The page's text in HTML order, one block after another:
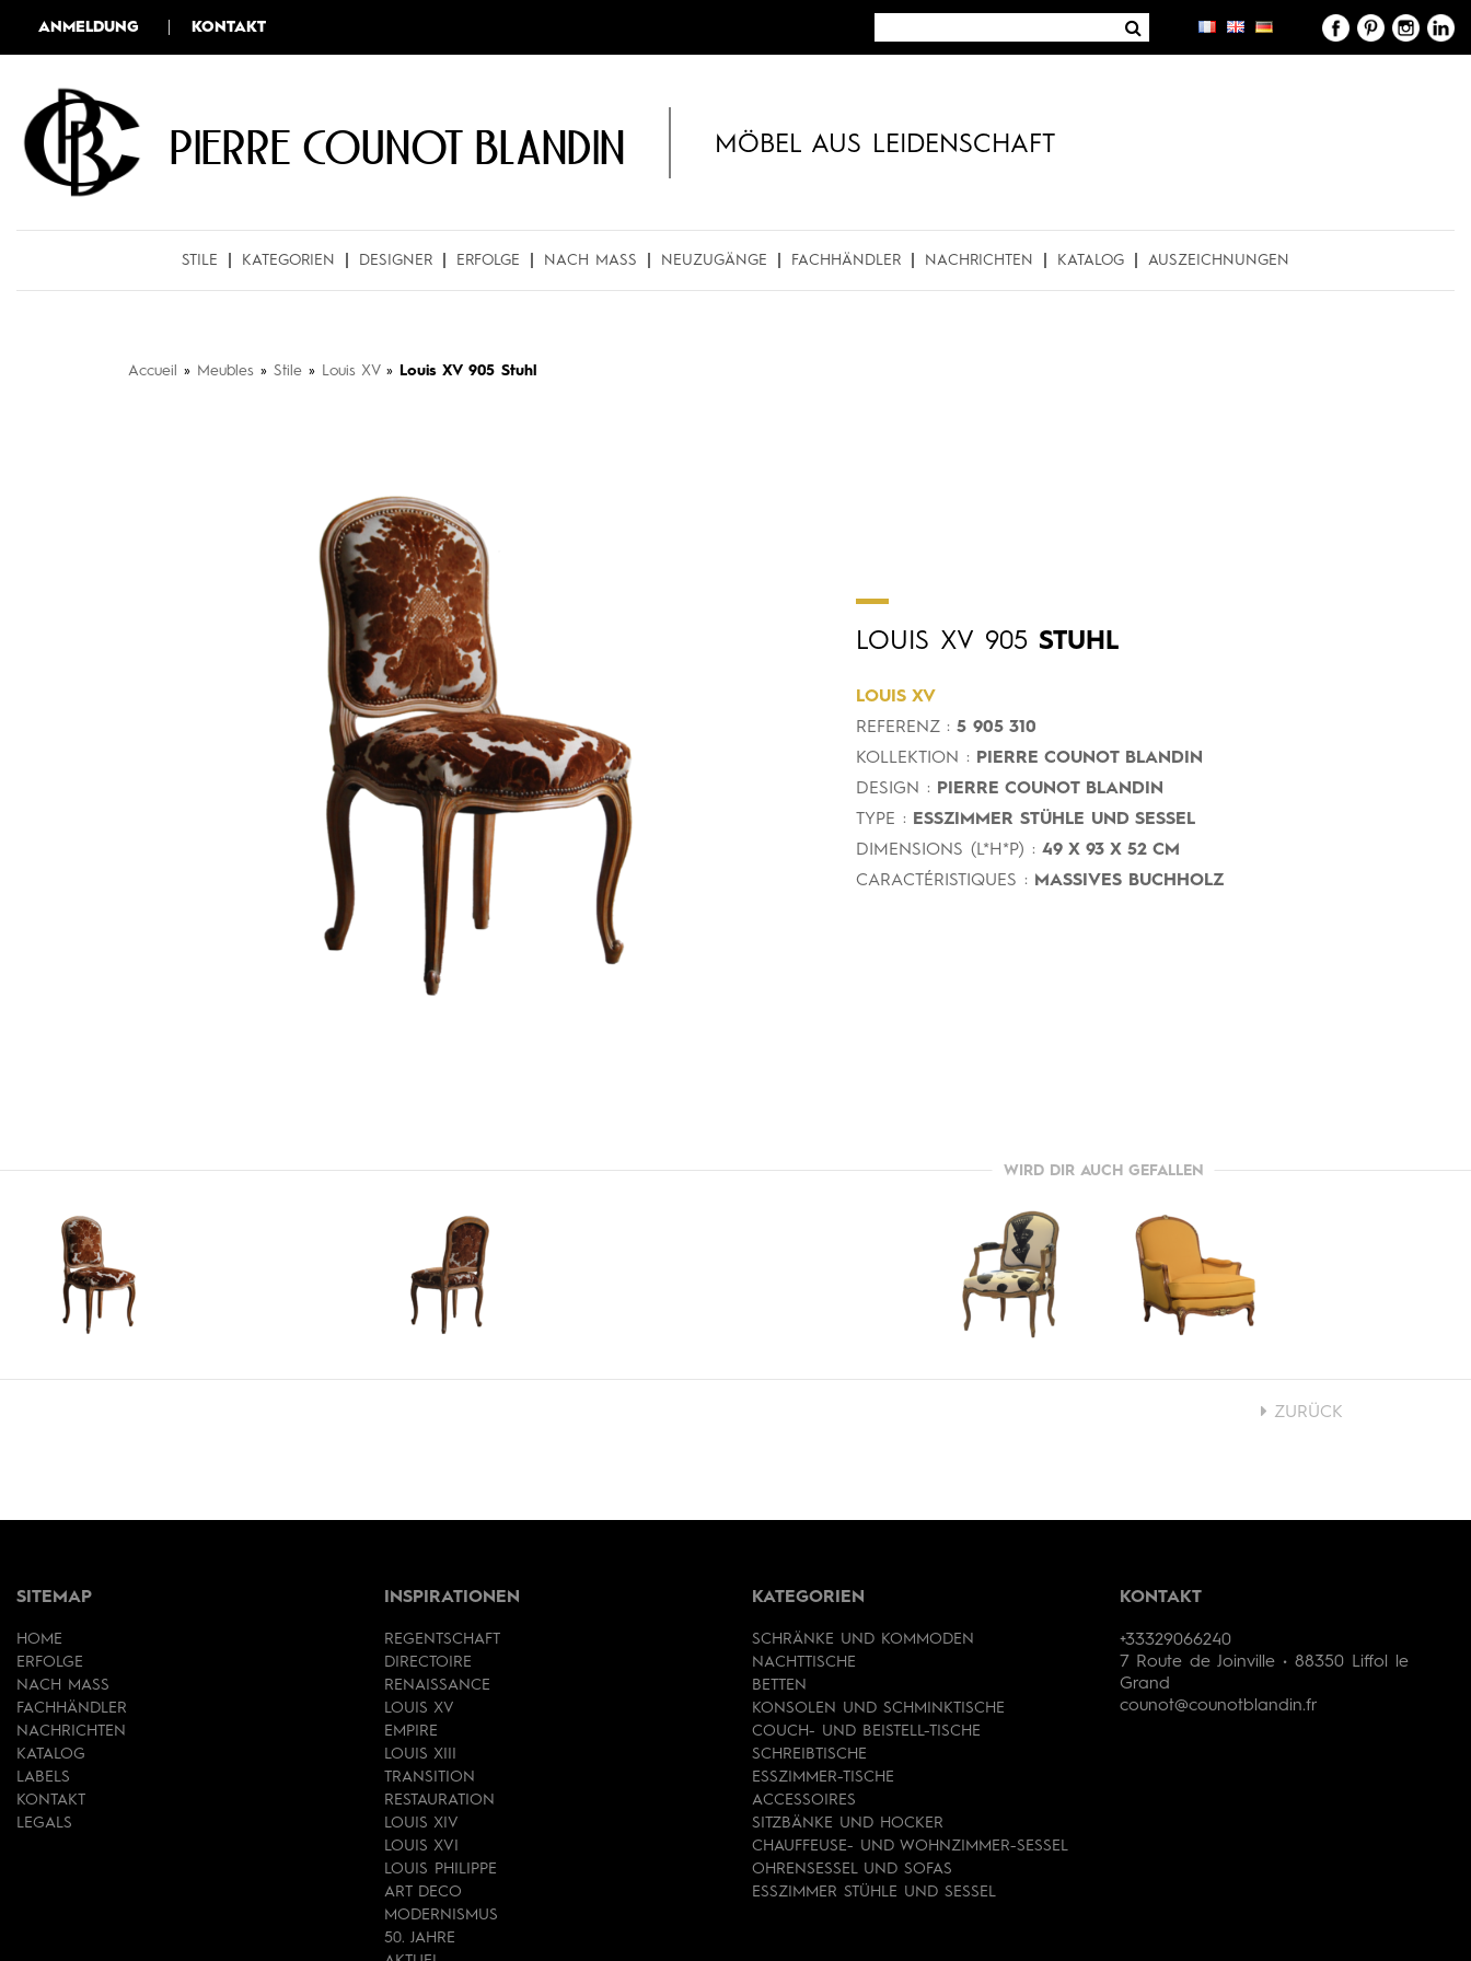
ANMELDUNG KONTAKT
Pierre COUNOT BLANDIN MÖBEL AUS LEIDENSCHAFT
STILE KATEGORIEN DESIGNER ERFOLGE NACH MASS NEUZUGÄNGE FACHHÄNDLER NACHRICHTEN KATALOG AUSZEICHNUNGEN
Accueil » Meubles » Stile » Louis XV» Louis XV 905 Stuhl
LOUIS XV 905 STUHL
LOUIS XV
REFERENZ : 5 905 310
KOLLEKTION : PIERRE COUNOT BLANDIN
DESIGN : PIERRE COUNOT BLANDIN
TYPE : ESSZIMMER STÜHLE UND SESSEL
DIMENSIONS (L*H*P) : 49 X 93 X 52 CM
CARACTÉRISTIQUES : MASSIVES BUCHHOLZ
WIRD DIR AUCH GEFALLEN
ZURÜCK
SITEMAP
HOME
ERFOLGE
NACH MASS
FACHHÄNDLER
NACHRICHTEN
KATALOG
LABELS
KONTAKT
LEGALS
INSPIRATIONEN
REGENTSCHAFT
DIRECTOIRE
RENAISSANCE
LOUIS XV
EMPIRE
LOUIS XIII
TRANSITION
RESTAURATION
LOUIS XIV
LOUIS XVI
LOUIS PHILIPPE
ART DECO
MODERNISMUS
50. JAHRE
KATEGORIEN
SCHRÄNKE UND KOMMODEN
NACHTTISCHE
BETTEN
KONSOLEN UND SCHMINKTISCHE
COUCH- UND BEISTELL-TISCHE
SCHREIBTISCHE
ESSZIMMER-TISCHE
ACCESSOIRES
SITZBÄNKE UND HOCKER
CHAUFFEUSE- UND WOHNZIMMER-SESSEL
OHRENSESSEL UND SOFAS
ESSZIMMER STÜHLE UND SESSEL
KONTAKT
+33329066240
7 Route de Joinville • 88350 Liffol le
Grand
counot@counotblandin.fr